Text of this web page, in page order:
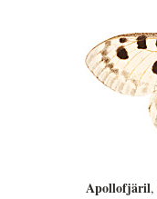
Apollofjäril,